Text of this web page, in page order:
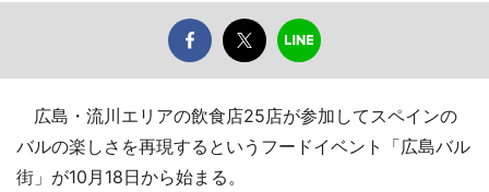
広島・流川エリアの飲食店25店が参加してスペインの
バルの楽しさを再現するというフードイベント「広島バル
街」が10月18日から始まる。